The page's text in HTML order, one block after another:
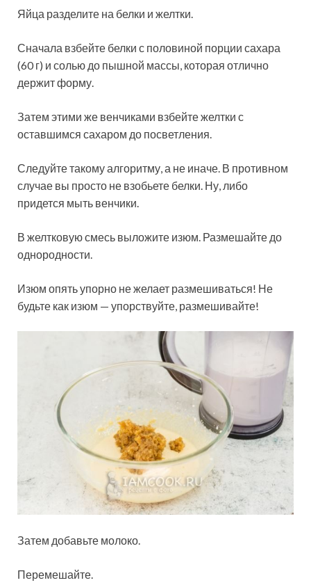
Яйца разделите на белки и желтки.
Сначала взбейте белки с половиной порции сахара
(60 г) и солью до пышной массы, которая отлично
держит форму.
Затем этими же венчиками взбейте желтки с
оставшимся сахаром до посветления.
Следуйте такому алгоритму, а не иначе. В противном
случае вы просто не взобьете белки. Ну, либо
придется мыть венчики.
В желтковую смесь выложите изюм. Размешайте до
однородности.
Изюм опять упорно не желает размешиваться! Не
будьте как изюм — упорствуйте, размешивайте!
Затем добавьте молоко.
Перемешайте.